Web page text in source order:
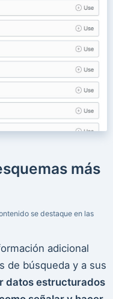
más
se destaque en las
adicional
de búsqueda y a sus
datos estructurados